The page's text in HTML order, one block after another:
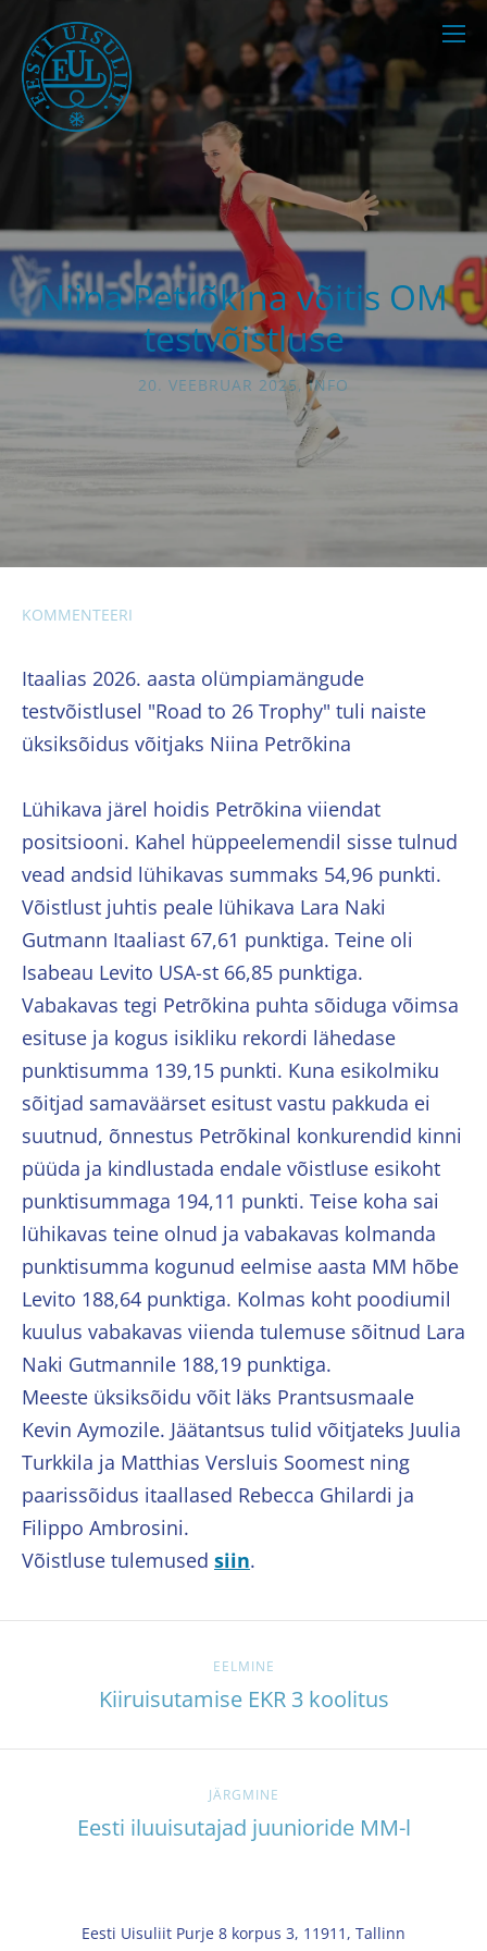
Niina Petrõkina võitis OM
testvõistluse
20. VEEBRUAR 2025,INFO
KOMMENTEERI
Itaalias 2026. aasta olümpiamängude
testvõistlusel "Road to 26 Trophy" tuli naiste
üksiksõidus võitjaks Niina Petrõkina
Lühikava järel hoidis Petrõkina viiendat
positsiooni. Kahel hüppeelemendil sisse tulnud
vead andsid lühikavas summaks 54,96 punkti.
Võistlust juhtis peale lühikava Lara Naki
Gutmann Itaaliast 67,61 punktiga. Teine oli
Isabeau Levito USA-st 66,85 punktiga.
Vabakavas tegi Petrõkina puhta sõiduga võimsa
esituse ja kogus isikliku rekordi lähedase
punktisumma 139,15 punkti. Kuna esikolmiku
sõitjad samaväärset esitust vastu pakkuda ei
suutnud, õnnestus Petrõkinal konkurendid kinni
püüda ja kindlustada endale võistluse esikoht
punktisummaga 194,11 punkti. Teise koha sai
lühikavas teine olnud ja vabakavas kolmanda
punktisumma kogunud eelmise aasta MM hõbe
Levito 188,64 punktiga. Kolmas koht poodiumil
kuulus vabakavas viienda tulemuse sõitnud Lara
Naki Gutmannile 188,19 punktiga.
Meeste üksiksõidu võit läks Prantsusmaale
Kevin Aymozile. Jäätantsus tulid võitjateks Juulia
Turkkila ja Matthias Versluis Soomest ning
paarissõidus itaallased Rebecca Ghilardi ja
Filippo Ambrosini.
Võistluse tulemused siin.
EELMINE
Kiiruisutamise EKR 3 koolitus
JÄRGMINE
Eesti iluuisutajad juunioride MM-l
Eesti Uisuliit Purje 8 korpus 3, 11911, Tallinn